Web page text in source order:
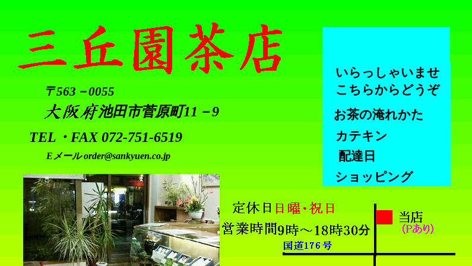
いらっしゃいませ
こちらからどうぞ
カテキン
お茶の淹れかた
池田市菅原町11－9
TEL・FAX 072-751-6519
Eメール order@sankyuen.co.jp 配達日
分
〒563－0055
ショッピング